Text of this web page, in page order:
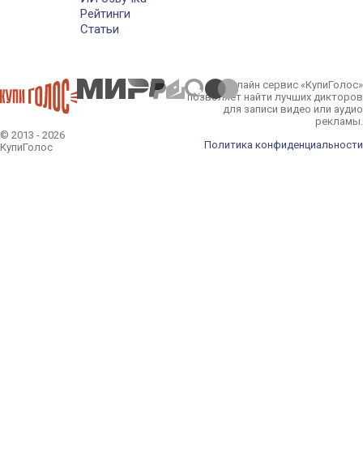
Рейтинги
Статьи
© 2013 - 2026
КупиГолос
Онлайн сервис «КупиГолос»
позволяет найти лучших дикторов
для записи видео или аудио
рекламы.
Политика конфиденциальности